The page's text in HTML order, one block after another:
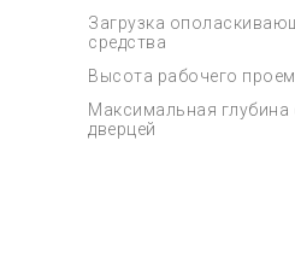
Загрузка
средства
Высота рабочего
Максимальная глубина
дверцей